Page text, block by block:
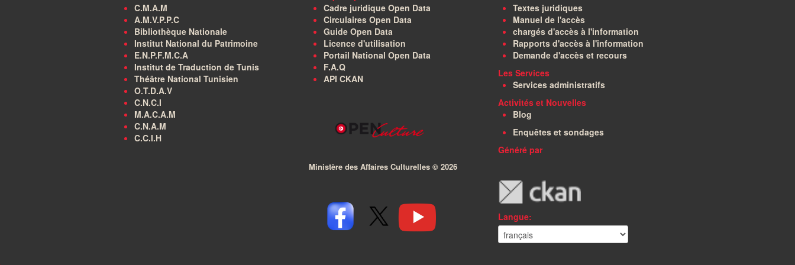
C.M.A.M
A.M.V.P.P.C
Bibliothèque Nationale
Institut National du Patrimoine
E.N.P.F.M.C.A
Institut de Traduction de Tunis
Théâtre National Tunisien
O.T.D.A.V
C.N.C.I
M.A.C.A.M
C.N.A.M
C.C.I.H
Cadre juridique Open Data
Circulaires Open Data
Guide Open Data
Licence d'utilisation
Portail National Open Data
F.A.Q
API CKAN
Ministère des Affaires Culturelles © 2026
Textes juridiques
Manuel de l'accès
chargés d'accès à l'information
Rapports d'accès à l'information
Demande d'accès et recours
Les Services
Services administratifs
Activités et Nouvelles
Blog
Enquêtes et sondages
Généré par
Langue